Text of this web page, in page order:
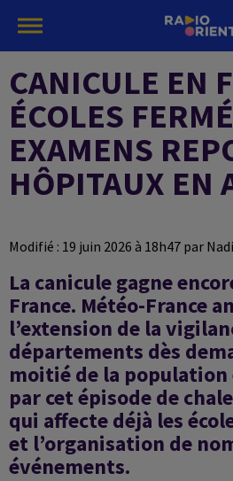
CANICULE EN
ÉCOLES
EXAMENS
HÔPITAUX EN
Modifié : 19 juin 2026 à 18h47 par
La canicule gagne
France. Météo-France
l’extension de la
départements dès
moitié de la population
par cet épisode de
qui affecte déjà les
et l’organisation de
événements.